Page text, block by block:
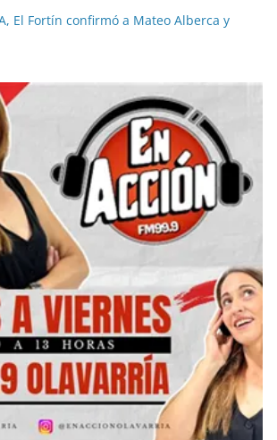
El Fortín confirmó a Mateo Alberca y